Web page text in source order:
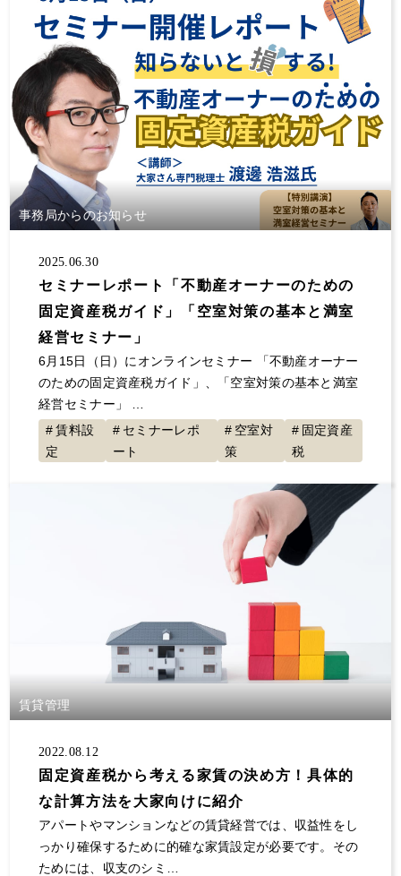
事務局からのお知らせ
2025.06.30
セミナーレポート「不動産オーナーのための
固定資産税ガイド」「空室対策の基本と満室
経営セミナー」
6月15日（日）にオンラインセミナー 「不動産オーナー
のための固定資産税ガイド」、「空室対策の基本と満室
経営セミナー」 …
賃料設
定
セミナーレポ
ート
空室対
策
固定資産
税
賃貸管理
2022.08.12
固定資産税から考える家賃の決め方！具体的
な計算方法を大家向けに紹介
アパートやマンションなどの賃貸経営では、収益性をし
っかり確保するために的確な家賃設定が必要です。その
ためには、収支のシミ…